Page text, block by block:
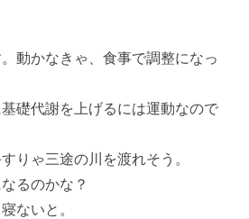
動かなきゃ、食事で調整になっ
礎代謝を上げるには運動なので
りゃ三途の川を渡れそう。
るのかな？
ないと。